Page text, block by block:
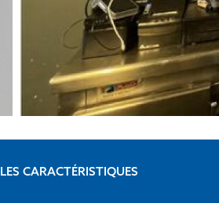
LES CARACTÉRISTIQUES